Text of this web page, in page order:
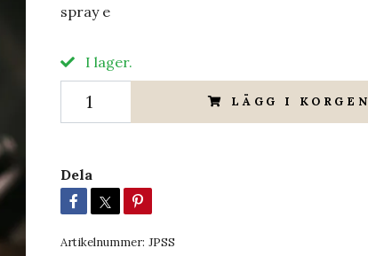
spray e
I lager.
LÄGG I KORGEN
Dela
Artikelnummer: JPSS